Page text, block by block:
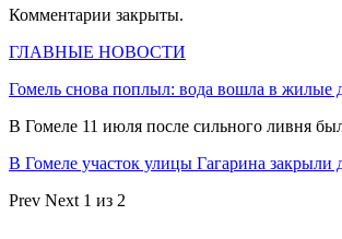
Комментарии закрыты.
ГЛАВНЫЕ НОВОСТИ
Гомель снова поплыл: вода вошла в жилые
В Гомеле 11 июля после сильного ливня
В Гомеле участок улицы Гагарина закрыли
Prev Next 1 из 2